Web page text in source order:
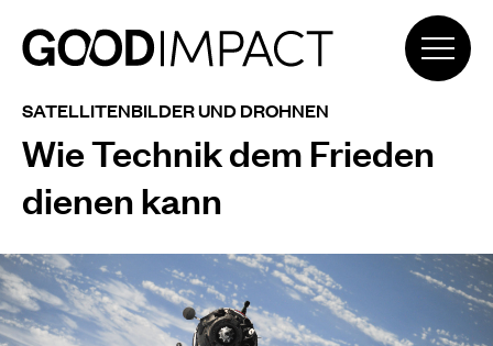
SATELLITENBILDER UND DROHNEN
Wie Technik dem Frieden
dienen kann